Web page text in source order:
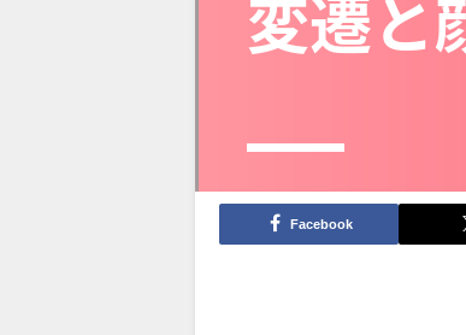
Facebook